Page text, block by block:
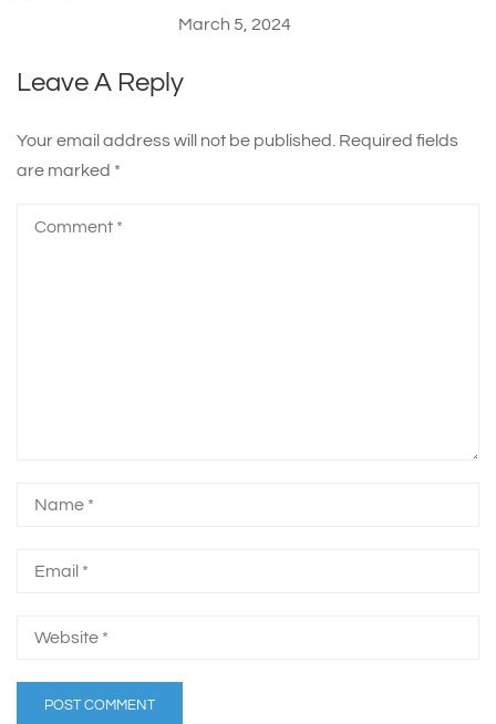
March 5, 2024
Leave A Reply
Your email address will not be published. Required fields
are marked *